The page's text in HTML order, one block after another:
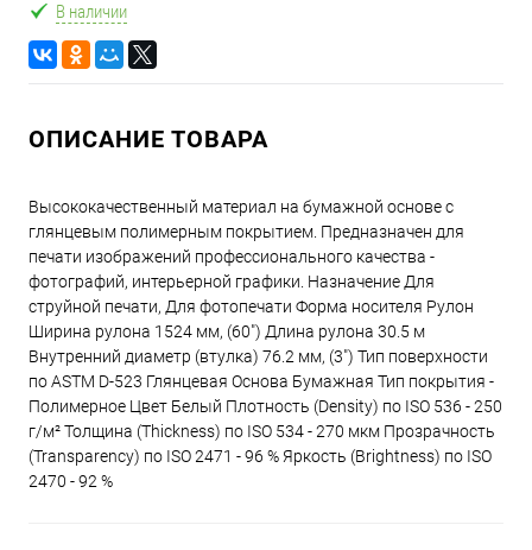
В наличии
ОПИСАНИЕ ТОВАРА
Высококачественный материал на бумажной основе с
глянцевым полимерным покрытием. Предназначен для
печати изображений профессионального качества -
фотографий, интерьерной графики. Назначение Для
струйной печати, Для фотопечати Форма носителя Рулон
Ширина рулона 1524 мм, (60") Длина рулона 30.5 м
Внутренний диаметр (втулка) 76.2 мм, (3") Тип поверхности
по ASTM D-523 Глянцевая Основа Бумажная Тип покрытия -
Полимерное Цвет Белый Плотность (Density) по ISO 536 - 250
г/м² Толщина (Thickness) по ISO 534 - 270 мкм Прозрачность
(Transparency) по ISO 2471 - 96 % Яркость (Brightness) по ISO
2470 - 92 %